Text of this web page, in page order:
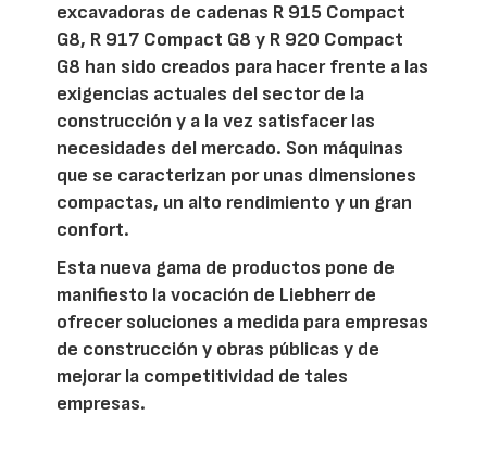
excavadoras de cadenas R 915 Compact
G8, R 917 Compact G8 y R 920 Compact
G8 han sido creados para hacer frente a las
exigencias actuales del sector de la
construcción y a la vez satisfacer las
necesidades del mercado. Son máquinas
que se caracterizan por unas dimensiones
compactas, un alto rendimiento y un gran
confort.
Esta nueva gama de productos pone de
manifiesto la vocación de Liebherr de
ofrecer soluciones a medida para empresas
de construcción y obras públicas y de
mejorar la competitividad de tales
empresas.